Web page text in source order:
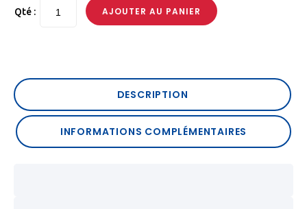
Qté : AJOUTER AU PANIER
DESCRIPTION
INFORMATIONS COMPLÉMENTAIRES